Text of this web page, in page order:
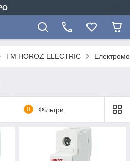
ТМ HOROZ ELECTRIC
0 Фільтри